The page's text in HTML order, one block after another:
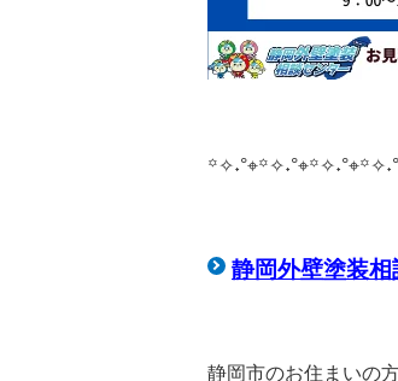
静岡外壁塗装
静岡市のお住まいの